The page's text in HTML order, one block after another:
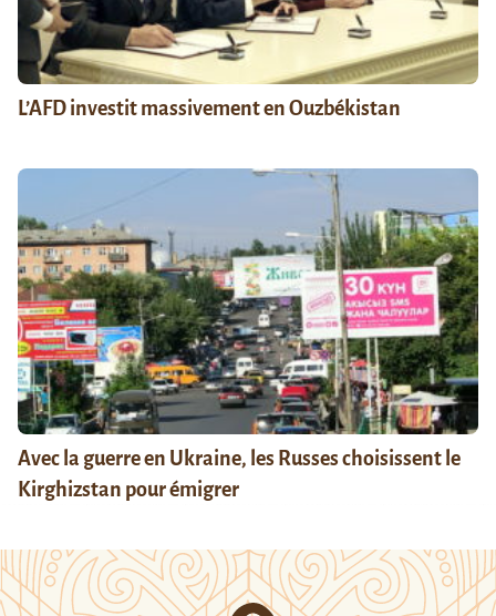
L’AFD investit massivement en Ouzbékistan
Avec la guerre en Ukraine, les Russes choisissent le
Kirghizstan pour émigrer